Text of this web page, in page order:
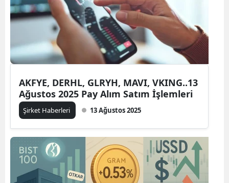
AKFYE, DERHL, GLRYH, MAVI, VKING..13
Ağustos 2025 Pay Alım Satım İşlemleri
Şirket Haberleri 13 Ağustos 2025